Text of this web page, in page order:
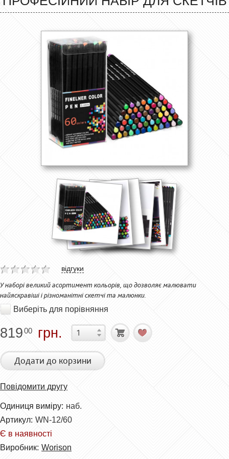
відгуки
У наборі великий асортимент кольорів, що дозволяє малювати
найяскравіші і різноманітні скетчі та малюнки.
Виберіть для порівняння
81900 грн.
Додати до корзини
Повідомити другу
Одиниця виміру: наб.
Артикул: WN-12/60
Є в наявності
Виробник: Worison